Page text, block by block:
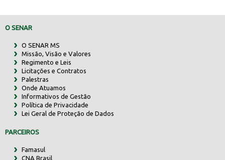
O SENAR
O SENAR MS
Missão, Visão e Valores
Regimento e Leis
Licitações e Contratos
Palestras
Onde Atuamos
Informativos de Gestão
Política de Privacidade
Lei Geral de Proteção de Dados
PARCEIROS
Famasul
CNA Brasil